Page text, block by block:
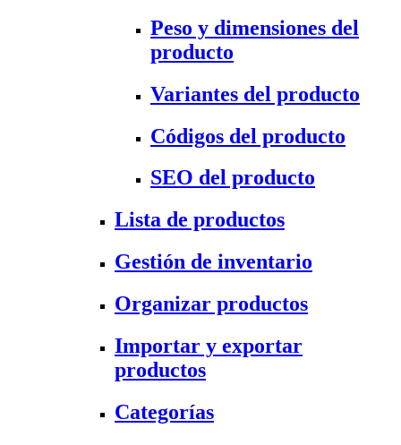
Peso y dimensiones del
producto
Variantes del producto
Códigos del producto
SEO del producto
Lista de productos
Gestión de inventario
Organizar productos
Importar y exportar
productos
Categorías